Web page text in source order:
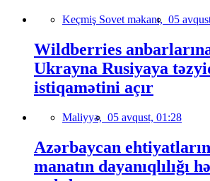
Keçmiş Sovet məkanı, 05
Wildberries
Ukrayna Rusiyaya
istiqamətini açır
Maliyyə, 05 avqust, 01:28
Azərbaycan
manatın dayanıqlılığı